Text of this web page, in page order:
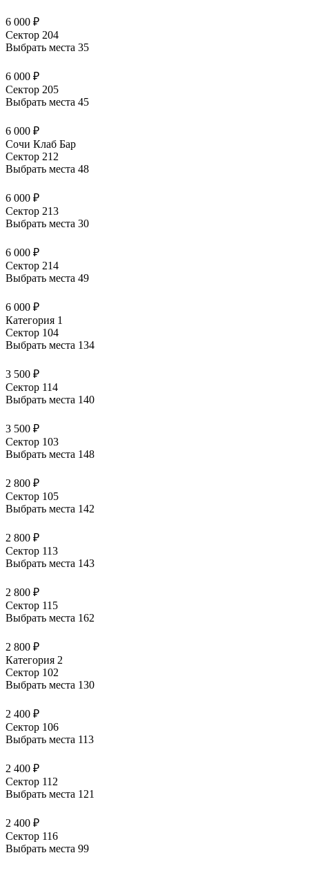
6 000 ₽
Сектор 204
Выбрать места 35
6 000 ₽
Сектор 205
Выбрать места 45
6 000 ₽
Сочи Клаб Бар
Сектор 212
Выбрать места 48
6 000 ₽
Сектор 213
Выбрать места 30
6 000 ₽
Сектор 214
Выбрать места 49
6 000 ₽
Категория 1
Сектор 104
Выбрать места 134
3 500 ₽
Сектор 114
Выбрать места 140
3 500 ₽
Сектор 103
Выбрать места 148
2 800 ₽
Сектор 105
Выбрать места 142
2 800 ₽
Сектор 113
Выбрать места 143
2 800 ₽
Сектор 115
Выбрать места 162
2 800 ₽
Категория 2
Сектор 102
Выбрать места 130
2 400 ₽
Сектор 106
Выбрать места 113
2 400 ₽
Сектор 112
Выбрать места 121
2 400 ₽
Сектор 116
Выбрать места 99